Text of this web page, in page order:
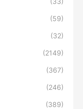
(59)
(32)
(2149)
(367)
(246)
(389)